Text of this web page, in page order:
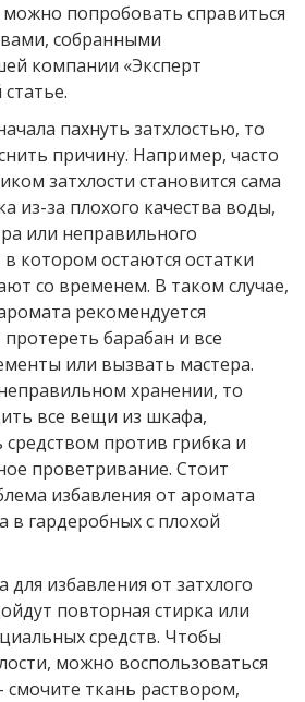
попробовать справиться
собранными
компании «Эксперт
пахнуть затхлостью, то
причину. Например, часто
затхлости становится сама
из-за плохого качества воды,
или неправильного
котором остаются остатки
со временем. В таком случае,
рекомендуется
барабан и все
или вызвать мастера.
хранении, то
все вещи из шкафа,
против грибка и
проветривание. Стоит
избавления от аромата
в гардеробных с плохой
для избавления от затхлого
повторная стирка или
средств. Чтобы
можно воспользоваться
смочите ткань раствором,